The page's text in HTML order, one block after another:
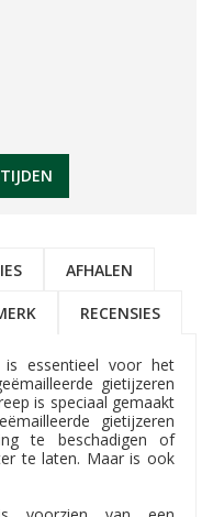
AFHALEN
RECENSIES
is essentieel voor het
gietijzeren
is speciaal gemaakt
gietijzeren
te beschadigen of
te laten. Maar is ook